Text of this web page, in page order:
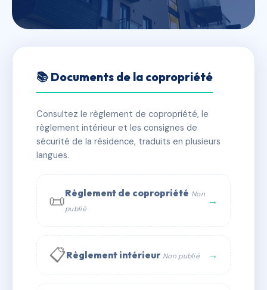
1 VILLA DU BEL AIR
✓ Immatriculée 🏠 26 lots 🏗 1 bâtiment(s)
📞 Contacter Syndic Digital
📚 Documents de la copropriété
Consultez le règlement de copropriété, le
règlement intérieur et les consignes de
sécurité de la résidence, traduits en plusieurs
langues.
📜Règlement de copropriété Non
publié
→
📋Règlement intérieur Non publié →